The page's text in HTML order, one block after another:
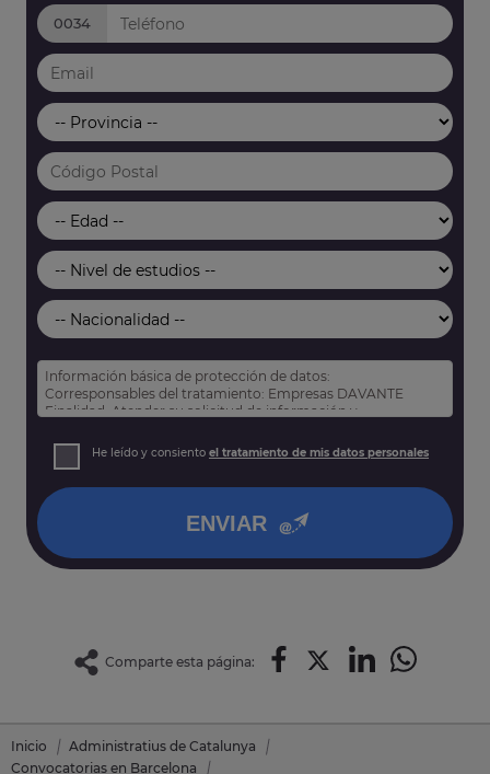
0034
Información básica de protección de datos:
Corresponsables del tratamiento: Empresas DAVANTE
Finalidad: Atender su solicitud de información y
Derechos: Puede acceder, rectificar y suprimir sus datos,
así como otros derechos tal y como se explica en nuestra
He leído y consiento el tratamiento de mis datos personales
ENVIAR
Comparte esta página:
Inicio
Administratius de Catalunya
Convocatorias en Barcelona